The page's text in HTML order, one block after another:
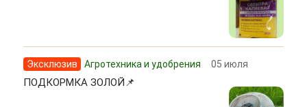
Эксклюзив Агротехника и удобрения 05 июля
ПОДКОРМКА ЗОЛОЙ📌